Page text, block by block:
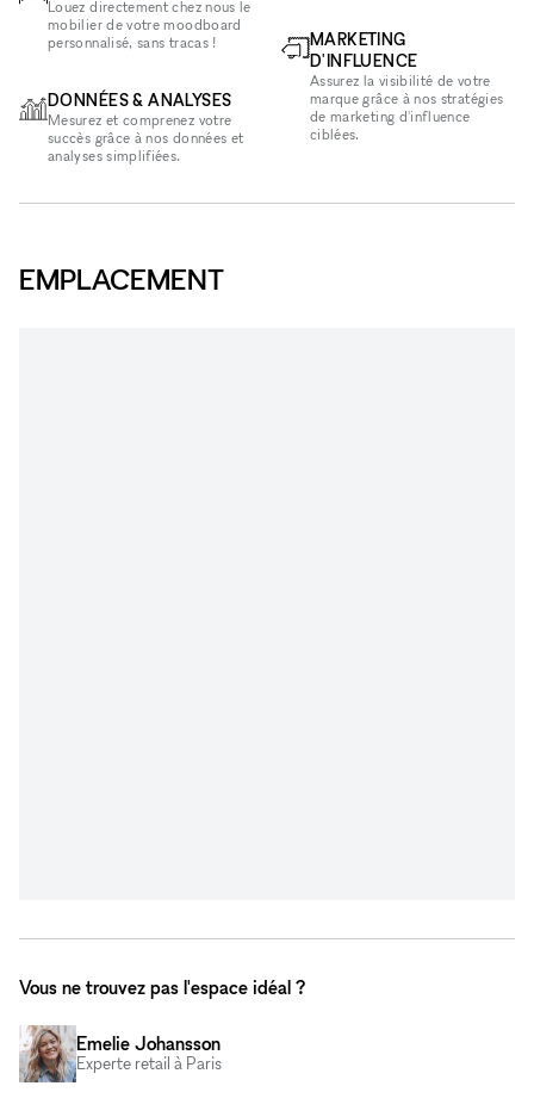
Louez directement chez nous le
mobilier de votre moodboard
personnalisé, sans tracas !
DONNÉES & ANALYSES
Mesurez et comprenez votre
succès grâce à nos données et
analyses simplifiées.
MARKETING
D'INFLUENCE
Assurez la visibilité de votre
marque grâce à nos stratégies
de marketing d'influence
ciblées.
EMPLACEMENT
Vous ne trouvez pas l'espace idéal ?
Emelie Johansson
Experte retail à Paris